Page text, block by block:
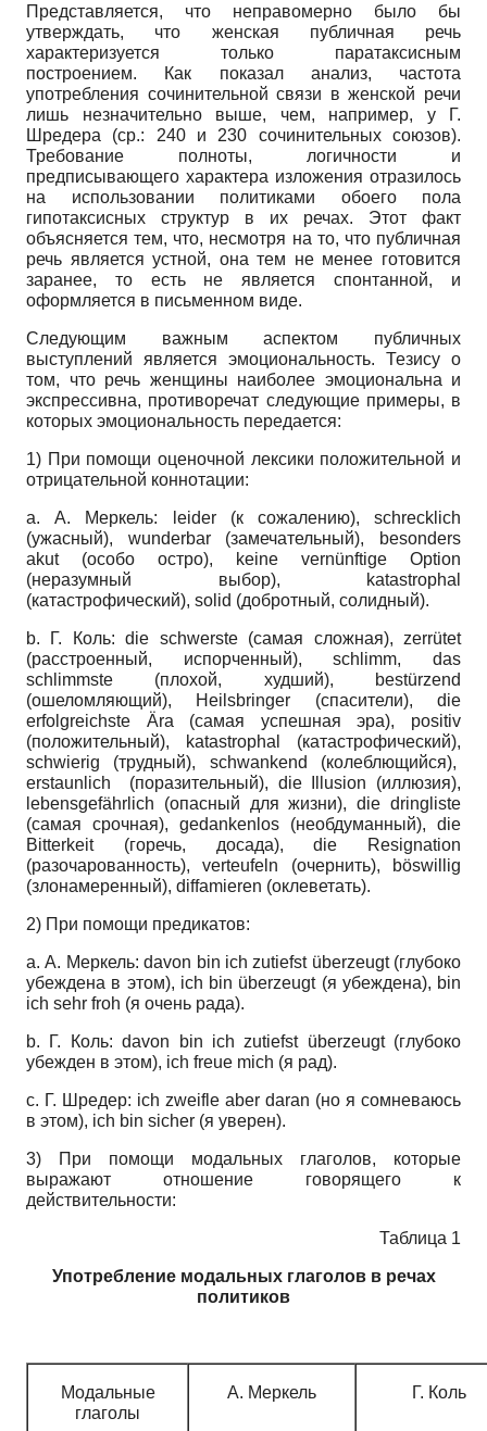
Представляется, что неправомерно было бы
утверждать, что женская публичная речь
характеризуется только паратаксисным
построением. Как показал анализ, частота
употребления сочинительной связи в женской речи
лишь незначительно выше, чем, например, у Г.
Шредера (ср.: 240 и 230 сочинительных союзов).
Требование полноты, логичности и
предписывающего характера изложения отразилось
на использовании политиками обоего пола
гипотаксисных структур в их речах. Этот факт
объясняется тем, что, несмотря на то, что публичная
речь является устной, она тем не менее готовится
заранее, то есть не является спонтанной, и
оформляется в письменном виде.
Следующим важным аспектом публичных
выступлений является эмоциональность. Тезису о
том, что речь женщины наиболее эмоциональна и
экспрессивна, противоречат следующие примеры, в
которых эмоциональность передается:
1) При помощи оценочной лексики положительной и
отрицательной коннотации:
a. А. Меркель: leider (к сожалению), schrecklich
(ужасный), wunderbar (замечательный), besonders
akut (особо остро), keine vernünftige Option
(неразумный выбор), katastrophal
(катастрофический), solid (добротный, солидный).
b. Г. Коль: die schwerste (самая сложная), zerrütet
(расстроенный, испорченный), schlimm, das
schlimmste (плохой, худший), bestürzend
(ошеломляющий), Heilsbringer (спасители), die
erfolgreichste Ära (самая успешная эра), positiv
(положительный), katastrophal (катастрофический),
schwierig (трудный), schwankend (колеблющийся),
erstaunlich (поразительный), die Illusion (иллюзия),
lebensgefährlich (опасный для жизни), die dringliste
(самая срочная), gedankenlos (необдуманный), die
Bitterkeit (горечь, досада), die Resignation
(разочарованность), verteufeln (очернить), böswillig
(злонамеренный), diffamieren (оклеветать).
2) При помощи предикатов:
a. А. Меркель: davon bin ich zutiefst überzeugt (глубоко
убеждена в этом), ich bin überzeugt (я убеждена), bin
ich sehr froh (я очень рада).
b. Г. Коль: davon bin ich zutiefst überzeugt (глубоко
убежден в этом), ich freue mich (я рад).
c. Г. Шредер: ich zweifle aber daran (но я сомневаюсь
в этом), ich bin sicher (я уверен).
3) При помощи модальных глаголов, которые
выражают отношение говорящего к
действительности:
Таблица 1
Употребление модальных глаголов в речах
политиков
Модальные
глаголы
А. Меркель Г. Коль